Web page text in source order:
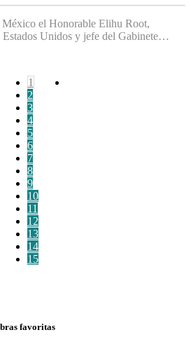
el Honorable Elihu Root,
Estados Unidos y jefe del Gabinete…
1
2
3
4
5
6
7
8
9
10
11
12
13
14
15
favoritas